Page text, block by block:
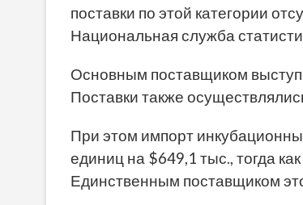
поставки по этой категории
Национальная служба
Основным поставщиком
Поставки также
При этом импорт
единиц на $649,1 тыс., тогда
Единственным поставщиком